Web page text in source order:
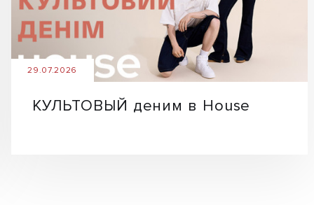
29.07.2026
КУЛЬТОВЫЙ деним в House